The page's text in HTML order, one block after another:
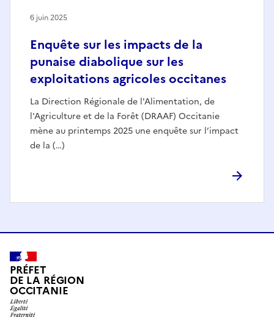
Enquête sur les impacts de la
punaise diabolique sur les
exploitations agricoles occitanes
La Direction Régionale de l'Alimentation, de
l'Agriculture et de la Forêt (DRAAF) Occitanie
mène au printemps 2025 une enquête sur l’impact
de la (…)
6 juin 2025
PRÉFET
DE LA RÉGION
OCCITANIE